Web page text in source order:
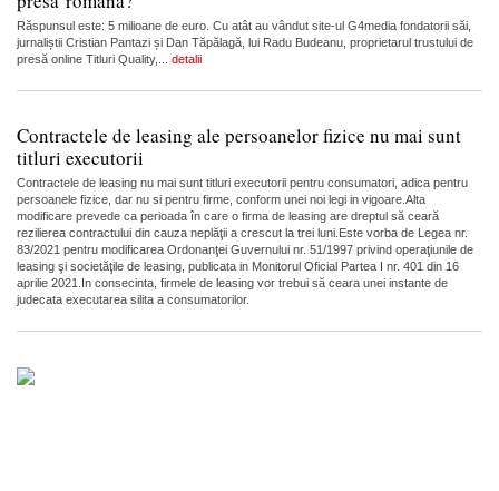
Răspunsul este: 5 milioane de euro. Cu atât au vândut site-ul G4media fondatorii săi,
jurnaliștii Cristian Pantazi și Dan Tăpălagă, lui Radu Budeanu, proprietarul trustului de
presă online Titluri Quality,... detalii
Contractele de leasing ale persoanelor fizice nu mai sunt
titluri executorii
Contractele de leasing nu mai sunt titluri executorii pentru consumatori, adica pentru
persoanele fizice, dar nu si pentru firme, conform unei noi legi in vigoare.Alta
modificare prevede ca perioada în care o firma de leasing are dreptul să ceară
rezilierea contractului din cauza neplăţii a crescut la trei luni.Este vorba de Legea nr.
83/2021 pentru modificarea Ordonanţei Guvernului nr. 51/1997 privind operaţiunile de
leasing şi societăţile de leasing, publicata in Monitorul Oficial Partea I nr. 401 din 16
aprilie 2021.In consecinta, firmele de leasing vor trebui să ceara unei instante de
judecata executarea silita a consumatorilor.